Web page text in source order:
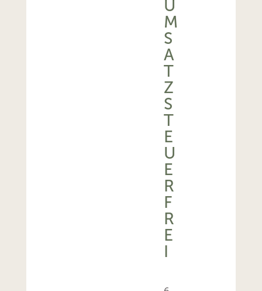
U
M
S
A
T
Z
S
T
E
U
E
R
F
R
E
I